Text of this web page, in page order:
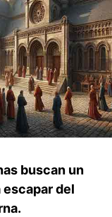
‍buscan‍ un
escapar del